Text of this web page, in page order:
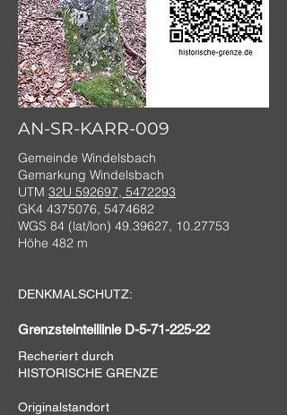
AN-SR-KARR-009
Gemeinde Windelsbach
Gemarkung Windelsbach
UTM 32U 592697, 5472293
GK4 4375076, 5474682
WGS 84 (lat/lon) 49.39627, 10.27753
Höhe 482 m
DENKMALSCHUTZ:
Grenzsteinteillinie D-5-71-225-22
Recheriert durch
HISTORISCHE GRENZE
Originalstandort